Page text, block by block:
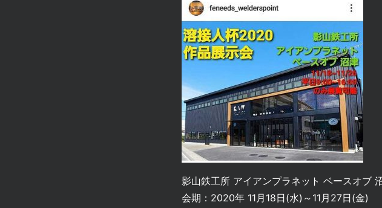
影山鉄工所 アイアンプラネット ベースオブ
会期：2020年 11月18日(水)～11月27日(金)